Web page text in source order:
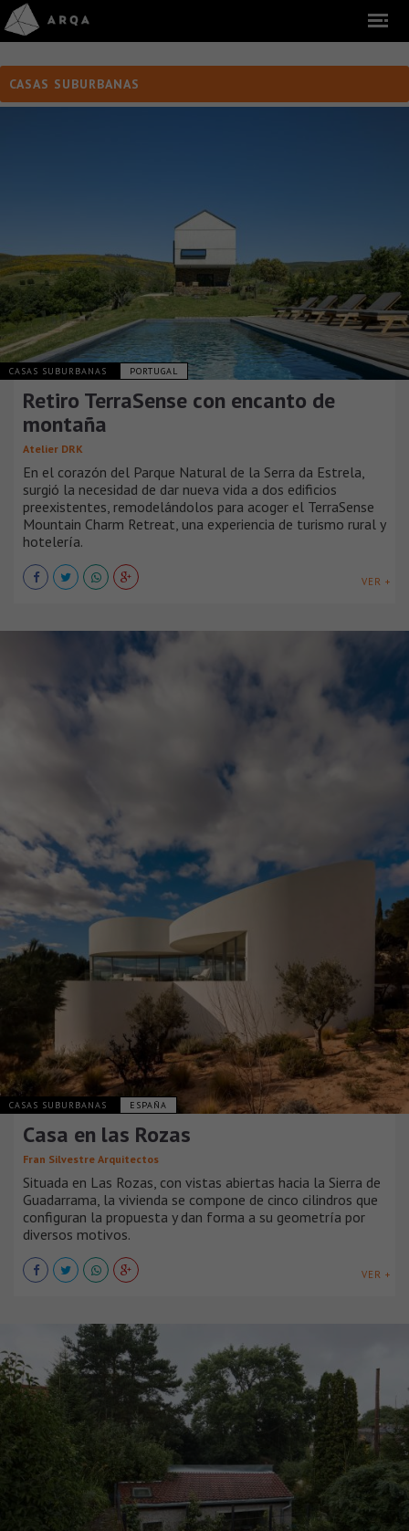
CASAS SUBURBANAS
CASAS SUBURBANAS PORTUGAL
Retiro TerraSense con encanto de
montaña
Atelier DRK
En el corazón del Parque Natural de la Serra da Estrela,
surgió la necesidad de dar nueva vida a dos edificios
preexistentes, remodelándolos para acoger el TerraSense
Mountain Charm Retreat, una experiencia de turismo rural y
hotelería.
VER +
CASAS SUBURBANAS ESPAÑA
Casa en las Rozas
Fran Silvestre Arquitectos
Situada en Las Rozas, con vistas abiertas hacia la Sierra de
Guadarrama, la vivienda se compone de cinco cilindros que
configuran la propuesta y dan forma a su geometría por
diversos motivos.
VER +